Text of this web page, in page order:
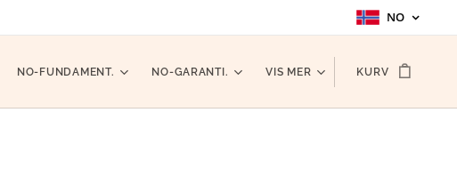
NO
NO-FUNDAMENT. NO-GARANTI. VIS MER KURV